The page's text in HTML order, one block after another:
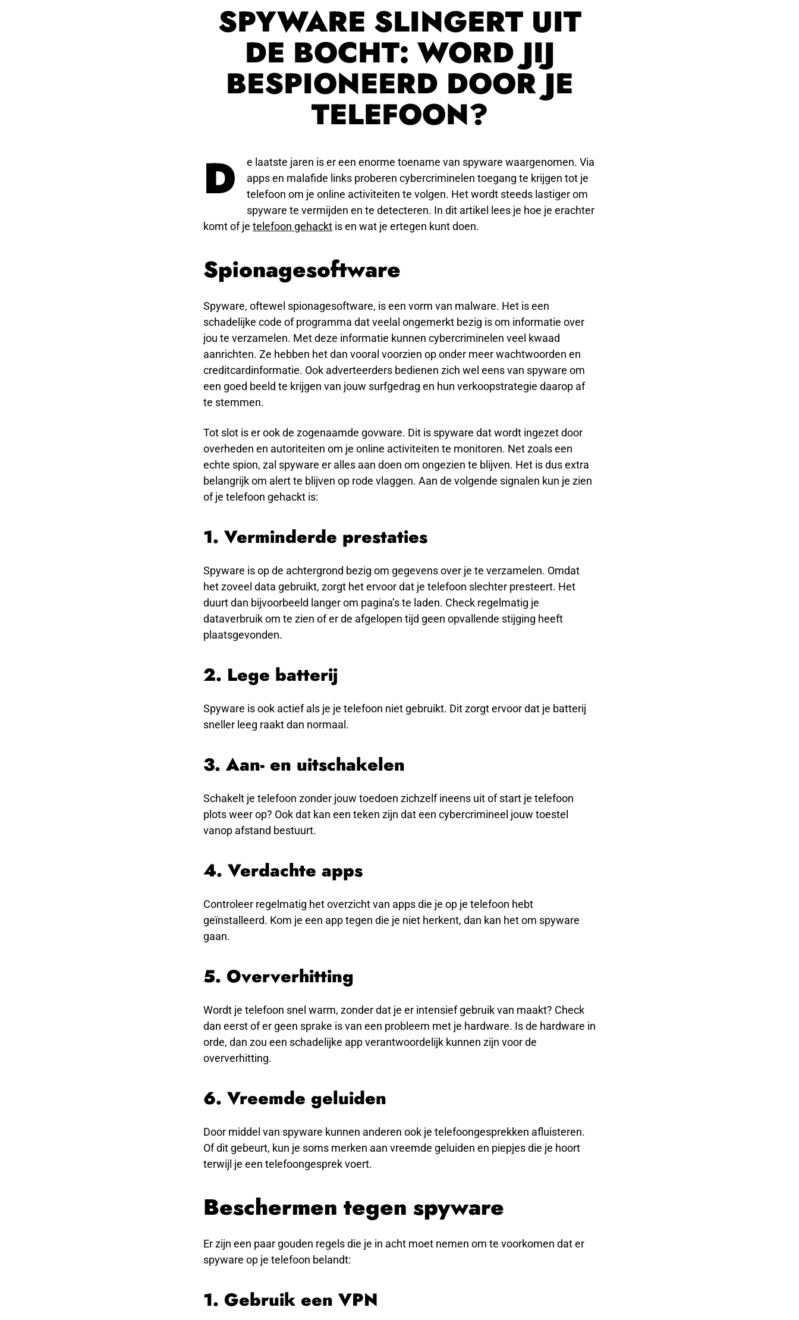
SPYWARE SLINGERT UIT
DE BOCHT: WORD JIJ
BESPIONEERD DOOR JE
TELEFOON?
D
e laatste jaren is er een enorme toename van spyware waargenomen. Via
apps en malafide links proberen cybercriminelen toegang te krijgen tot je
telefoon om je online activiteiten te volgen. Het wordt steeds lastiger om
spyware te vermijden en te detecteren. In dit artikel lees je hoe je erachter
komt of je telefoon gehackt is en wat je ertegen kunt doen.
Spionagesoftware
Spyware, oftewel spionagesoftware, is een vorm van malware. Het is een
schadelijke code of programma dat veelal ongemerkt bezig is om informatie over
jou te verzamelen. Met deze informatie kunnen cybercriminelen veel kwaad
aanrichten. Ze hebben het dan vooral voorzien op onder meer wachtwoorden en
creditcardinformatie. Ook adverteerders bedienen zich wel eens van spyware om
een goed beeld te krijgen van jouw surfgedrag en hun verkoopstrategie daarop af
te stemmen.
Tot slot is er ook de zogenaamde govware. Dit is spyware dat wordt ingezet door
overheden en autoriteiten om je online activiteiten te monitoren. Net zoals een
echte spion, zal spyware er alles aan doen om ongezien te blijven. Het is dus extra
belangrijk om alert te blijven op rode vlaggen. Aan de volgende signalen kun je zien
of je telefoon gehackt is:
1. Verminderde prestaties
Spyware is op de achtergrond bezig om gegevens over je te verzamelen. Omdat
het zoveel data gebruikt, zorgt het ervoor dat je telefoon slechter presteert. Het
duurt dan bijvoorbeeld langer om pagina’s te laden. Check regelmatig je
dataverbruik om te zien of er de afgelopen tijd geen opvallende stijging heeft
plaatsgevonden.
2. Lege batterij
Spyware is ook actief als je je telefoon niet gebruikt. Dit zorgt ervoor dat je batterij
sneller leeg raakt dan normaal.
3. Aan- en uitschakelen
Schakelt je telefoon zonder jouw toedoen zichzelf ineens uit of start je telefoon
plots weer op? Ook dat kan een teken zijn dat een cybercrimineel jouw toestel
vanop afstand bestuurt.
4. Verdachte apps
Controleer regelmatig het overzicht van apps die je op je telefoon hebt
geïnstalleerd. Kom je een app tegen die je niet herkent, dan kan het om spyware
gaan.
5. Oververhitting
Wordt je telefoon snel warm, zonder dat je er intensief gebruik van maakt? Check
dan eerst of er geen sprake is van een probleem met je hardware. Is de hardware in
orde, dan zou een schadelijke app verantwoordelijk kunnen zijn voor de
oververhitting.
6. Vreemde geluiden
Door middel van spyware kunnen anderen ook je telefoongesprekken afluisteren.
Of dit gebeurt, kun je soms merken aan vreemde geluiden en piepjes die je hoort
terwijl je een telefoongesprek voert.
Beschermen tegen spyware
Er zijn een paar gouden regels die je in acht moet nemen om te voorkomen dat er
spyware op je telefoon belandt:
1. Gebruik een VPN